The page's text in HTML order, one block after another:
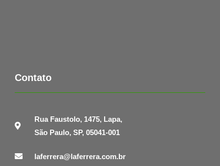
Contato
Rua Faustolo, 1475, Lapa,
São Paulo, SP, 05041-001
laferrera@laferrera.com.br